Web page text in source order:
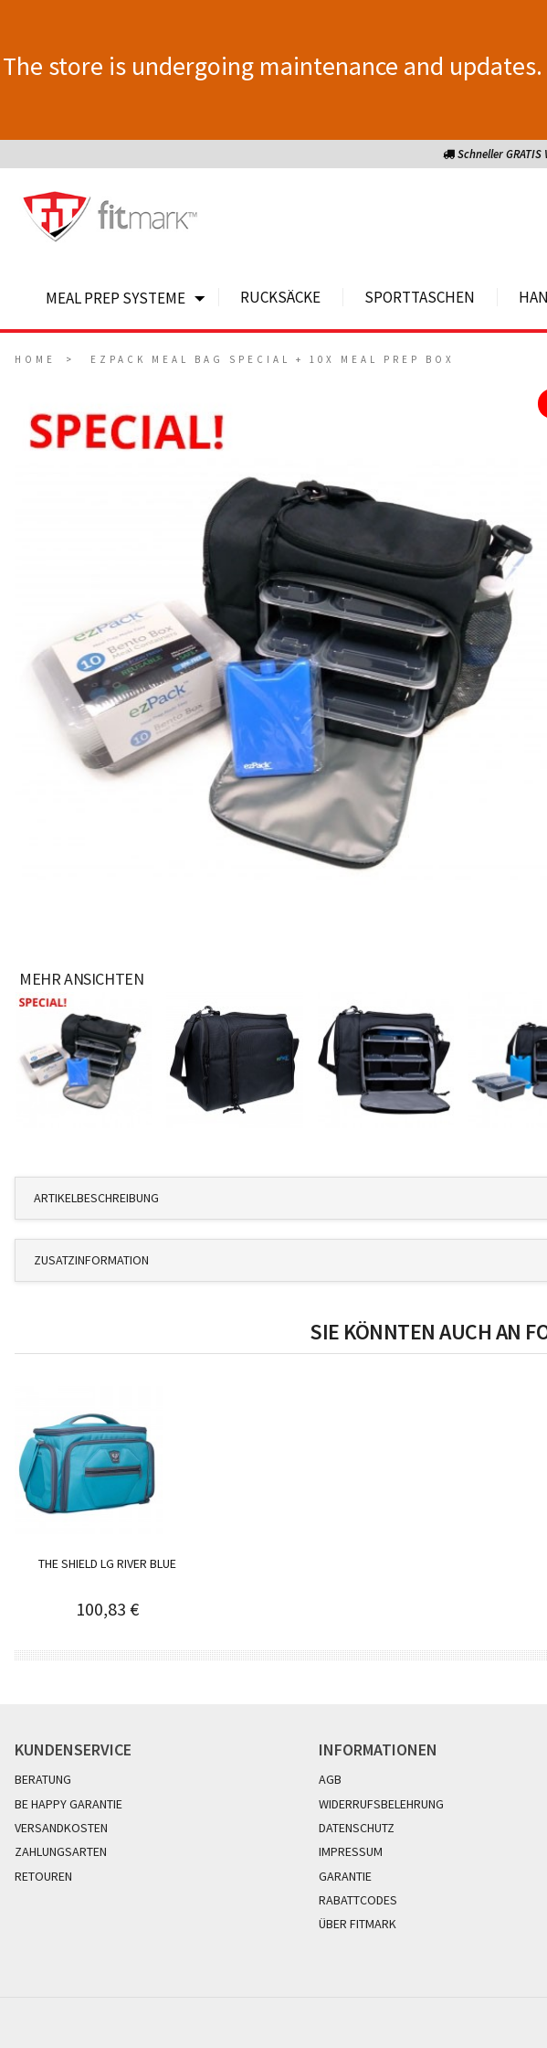
The store is undergoing maintenance and
Schneller GRATIS
MEAL PREP SYSTEME RUCKSÄCKE SPORTTASCHEN
HOME EZPACK MEAL BAG SPECIAL + 10X MEAL PREP BOX
MEHR ANSICHTEN
ARTIKELBESCHREIBUNG
ZUSATZINFORMATION
SIE KÖNNTEN AUCH AN
THE SHIELD LG RIVER BLUE
100,83 €
KUNDENSERVICE
BERATUNG
BE HAPPY GARANTIE
VERSANDKOSTEN
ZAHLUNGSARTEN
RETOUREN
INFORMATIONEN
AGB
WIDERRUFSBELEHRUNG
DATENSCHUTZ
IMPRESSUM
GARANTIE
RABATTCODES
ÜBER FITMARK